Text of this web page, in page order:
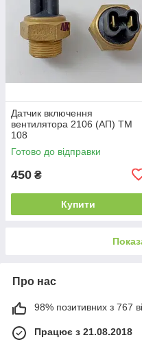
Датчик включення
вентилятора 2106 (АП) ТМ
108
Готово до відправки
450 ₴
Купити
Про нас
98% позитивних з 767
Працює з 21.08.2018